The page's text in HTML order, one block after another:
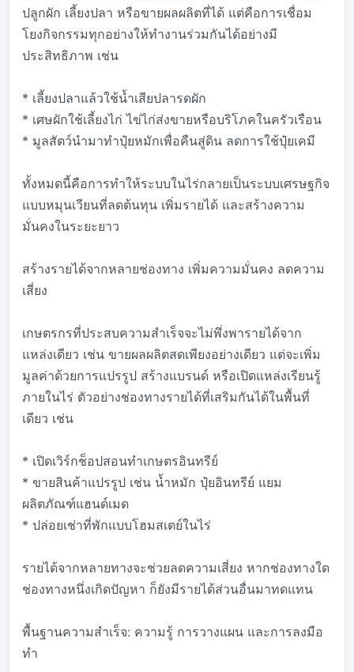
ปลูกผัก เลี้ยงปลา หรือขายผลผลิตที่ได้ แต่คือการเชื่อม
โยงกิจกรรมทุกอย่างให้ทำงานร่วมกันได้อย่างมี
ประสิทธิภาพ เช่น
* เลี้ยงปลาแล้วใช้น้ำเสียปลารดผัก
* เศษผักใช้เลี้ยงไก่ ไข่ไก่ส่งขายหรือบริโภคในครัวเรือน
* มูลสัตว์นำมาทำปุ๋ยหมักเพื่อคืนสู่ดิน ลดการใช้ปุ๋ยเคมี
ทั้งหมดนี้คือการทำให้ระบบในไร่กลายเป็นระบบเศรษฐกิจ
แบบหมุนเวียนที่ลดต้นทุน เพิ่มรายได้ และสร้างความ
มั่นคงในระยะยาว
สร้างรายได้จากหลายช่องทาง เพิ่มความมั่นคง ลดความ
เสี่ยง
เกษตรกรที่ประสบความสำเร็จจะไม่พึ่งพารายได้จาก
แหล่งเดียว เช่น ขายผลผลิตสดเพียงอย่างเดียว แต่จะเพิ่ม
มูลค่าด้วยการแปรรูป สร้างแบรนด์ หรือเปิดแหล่งเรียนรู้
ภายในไร่ ตัวอย่างช่องทางรายได้ที่เสริมกันได้ในพื้นที่
เดียว เช่น
* เปิดเวิร์กช็อปสอนทำเกษตรอินทรีย์
* ขายสินค้าแปรรูป เช่น น้ำหมัก ปุ๋ยอินทรีย์ แยม
ผลิตภัณฑ์แฮนด์เมด
* ปล่อยเช่าที่พักแบบโฮมสเตย์ในไร่
รายได้จากหลายทางจะช่วยลดความเสี่ยง หากช่องทางใด
ช่องทางหนึ่งเกิดปัญหา ก็ยังมีรายได้ส่วนอื่นมาทดแทน
พื้นฐานความสำเร็จ: ความรู้ การวางแผน และการลงมือ
ทำ